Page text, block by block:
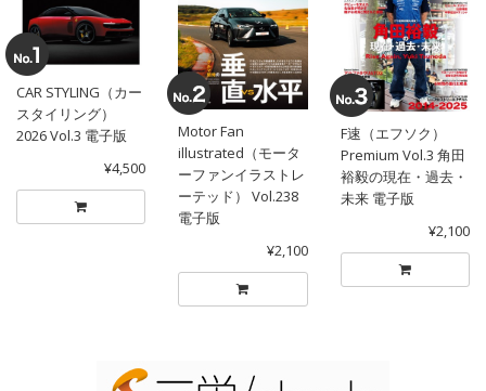
CAR STYLING（カー
スタイリング）
2026 Vol.3 電子版
¥4,500
Motor Fan
illustrated（モータ
ーファンイラストレ
ーテッド） Vol.238
電子版
¥2,100
F速（エフソク）
Premium Vol.3 角田
裕毅の現在・過去・
未来 電子版
¥2,100